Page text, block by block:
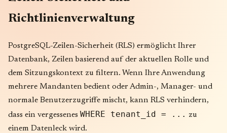
Richtlinienverwaltung
PostgreSQL-Zeilen-Sicherheit (RLS) ermöglicht Ihrer
Datenbank, Zeilen basierend auf der aktuellen Rolle und
dem Sitzungskontext zu filtern. Wenn Ihre Anwendung
mehrere Mandanten bedient oder Admin-, Manager- und
normale Benutzerzugriffe mischt, kann RLS verhindern,
dass ein vergessenes WHERE tenant_id = ... zu
einem Datenleck wird.